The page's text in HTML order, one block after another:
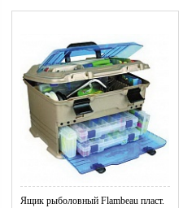
Ящик рыболовный Flambeau пласт.